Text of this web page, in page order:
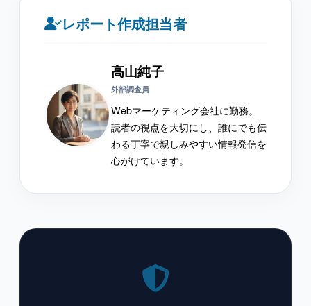
レポート作成担当者
高山純子
外部調査員
Webマーケティング会社に勤務。
読者の視点を大切にし、誰にでも伝
わる丁寧で親しみやすい情報発信を
心がけています。